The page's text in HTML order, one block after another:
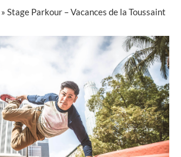
» Stage Parkour – Vacances de la Toussaint